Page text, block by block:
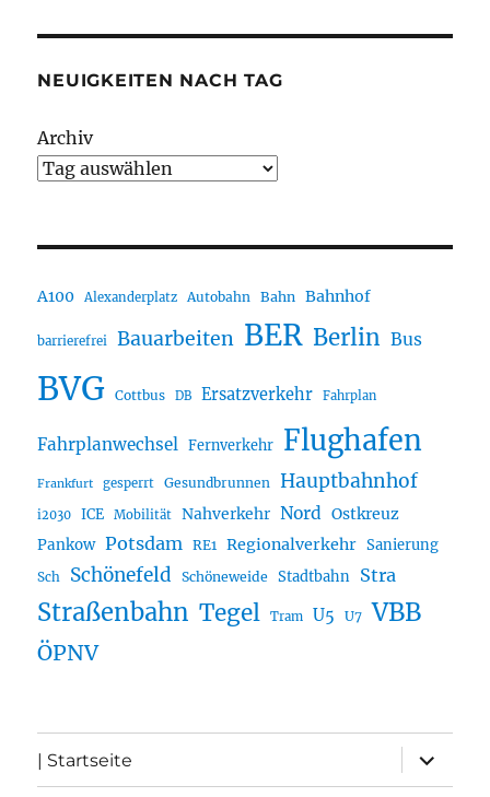
NEUIGKEITEN NACH TAG
Archiv
A100 Alexanderplatz Autobahn Bahn Bahnhof
barrierefrei Bauarbeiten BER Berlin Bus
BVG Cottbus DB Ersatzverkehr Fahrplan
Fahrplanwechsel Fernverkehr Flughafen
Frankfurt gesperrt Gesundbrunnen Hauptbahnhof
i2030 ICE Mobilität Nahverkehr Nord Ostkreuz
Pankow Potsdam RE1 Regionalverkehr Sanierung
Sch Schönefeld Schöneweide Stadtbahn Stra
Straßenbahn Tegel Tram U5 U7 VBB
ÖPNV
| Startseite
öffnen